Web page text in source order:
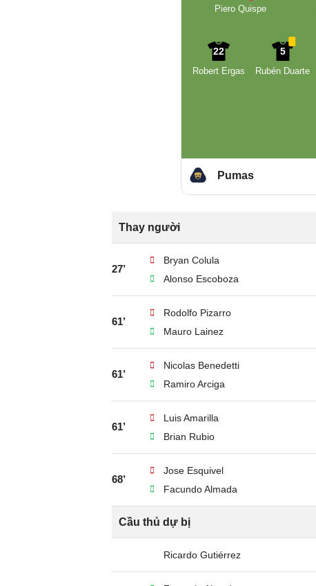
Piero Quispe
22
Robert Ergas
5
Rubén Duarte
Pumas
Thay người
27’
Bryan Colula
Alonso Escoboza
61’
Rodolfo Pizarro
Mauro Lainez
61’
Nicolas Benedetti
Ramiro Arciga
61’
Luis Amarilla
Brian Rubio
68’
Jose Esquivel
Facundo Almada
Cầu thủ dự bị
Ricardo Gutiérrez